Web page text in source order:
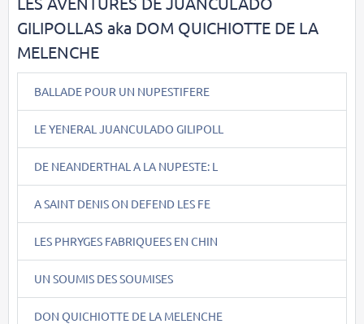
GILIPOLLAS aka DOM QUICHIOTTE DE LA
MELENCHE
BALLADE POUR UN NUPESTIFERE
LE YENERAL JUANCULADO GILIPOLL
DE NEANDERTHAL A LA NUPESTE: L
A SAINT DENIS ON DEFEND LES FE
LES PHRYGES FABRIQUEES EN CHIN
UN SOUMIS DES SOUMISES
DON QUICHIOTTE DE LA MELENCHE